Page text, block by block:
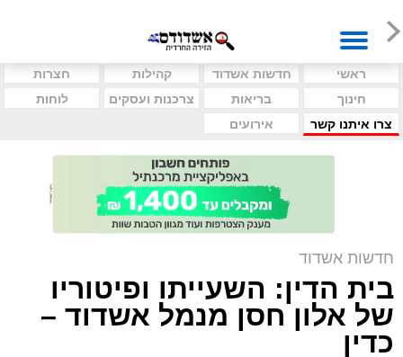
ראשי חדשות אשדוד קהילות
חצרות
חינוך
בריאות צרכנות ועסקים
לוחות
צרו איתנו קשר
אירועים
חדשות אשדוד
בית הדין: השעייתו ופיטוריו
של אלון חסן מנמל אשדוד –
כדין